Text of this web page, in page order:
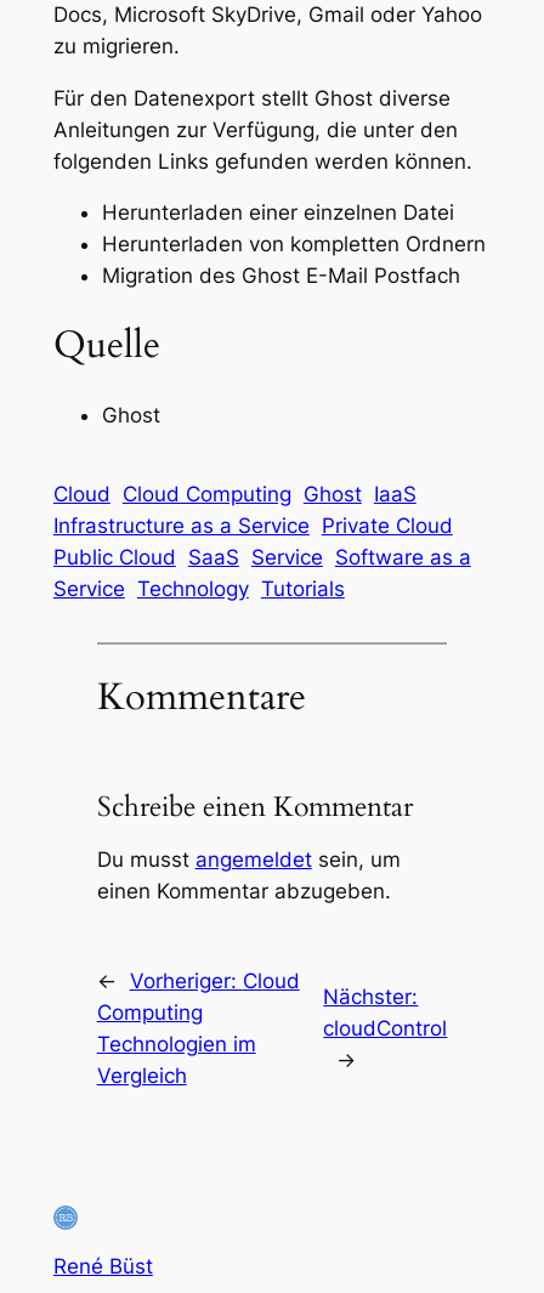
Docs, Microsoft SkyDrive, Gmail oder Yahoo
zu migrieren.
Für den Datenexport stellt Ghost diverse
Anleitungen zur Verfügung, die unter den
folgenden Links gefunden werden können.
Herunterladen einer einzelnen Datei
Herunterladen von kompletten Ordnern
Migration des Ghost E-Mail Postfach
Quelle
Ghost
Cloud Cloud Computing Ghost IaaS
Infrastructure as a Service Private Cloud
Public Cloud
SaaS Service Software as a
Service Technology Tutorials
Kommentare
Schreibe einen Kommentar
Du musst angemeldetsein, um
einen Kommentar abzugeben.
← Vorheriger: Cloud
Computing
Technologien im
Vergleich
Nächster:
cloudControl
→
René Büst